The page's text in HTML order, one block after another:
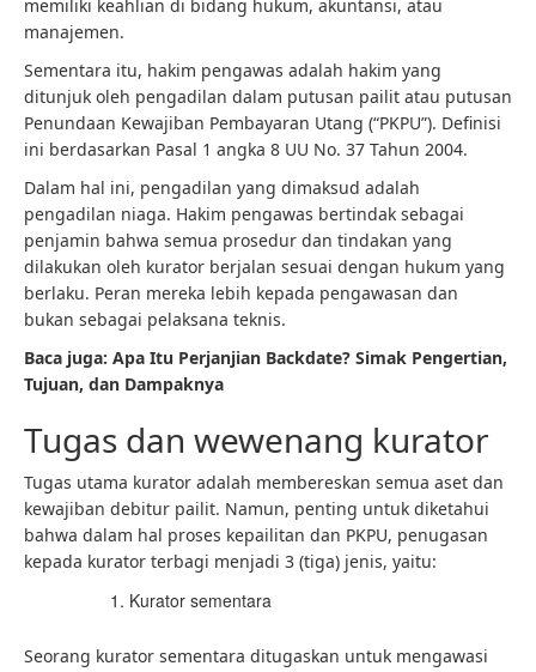
memiliki keahlian di bidang hukum, akuntansi, atau
manajemen.
Sementara itu, hakim pengawas adalah hakim yang
ditunjuk oleh pengadilan dalam putusan pailit atau putusan
Penundaan Kewajiban Pembayaran Utang (“PKPU”). Definisi
ini berdasarkan Pasal 1 angka 8 UU No. 37 Tahun 2004.
Dalam hal ini, pengadilan yang dimaksud adalah
pengadilan niaga. Hakim pengawas bertindak sebagai
penjamin bahwa semua prosedur dan tindakan yang
dilakukan oleh kurator berjalan sesuai dengan hukum yang
berlaku. Peran mereka lebih kepada pengawasan dan
bukan sebagai pelaksana teknis.
Baca juga: Apa Itu Perjanjian Backdate? Simak Pengertian,
Tujuan, dan Dampaknya
Tugas dan wewenang kurator
Tugas utama kurator adalah membereskan semua aset dan
kewajiban debitur pailit. Namun, penting untuk diketahui
bahwa dalam hal proses kepailitan dan PKPU, penugasan
kepada kurator terbagi menjadi 3 (tiga) jenis, yaitu:
Kurator sementara
Seorang kurator sementara ditugaskan untuk mengawasi